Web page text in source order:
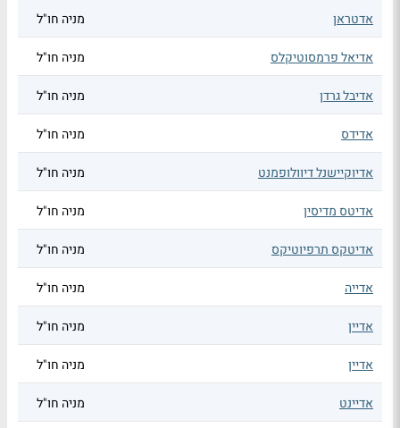
אדטראן מניה חו"ל
אדיאל פרמסוטיקלס מניה חו"ל
אדיבל גרדן מניה חו"ל
אדידס מניה חו"ל
אדיוקיישנל דיוולופמנט מניה חו"ל
אדיטס מדיסין מניה חו"ל
אדיטקס תרפיוטיקס מניה חו"ל
אדייה מניה חו"ל
אדיין מניה חו"ל
אדיין מניה חו"ל
אדיינט מניה חו"ל